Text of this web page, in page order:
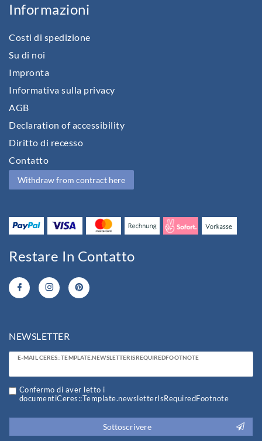
Informazioni
Costi di spedizione
Su di noi
Impronta
Informativa sulla privacy
AGB
Declaration of accessibility
Diritto di recesso
Contatto
Withdraw from contract here
Restare In Contatto
NEWSLETTER
E-MAIL CERES::TEMPLATE.NEWSLETTERISREQUIREDFOOTNOTE
Ceres::Template.newsletterHoneypotLabel
Confermo di aver letto i
documentiCeres::Template.newsletterIsRequiredFootnote
Sottoscrivere